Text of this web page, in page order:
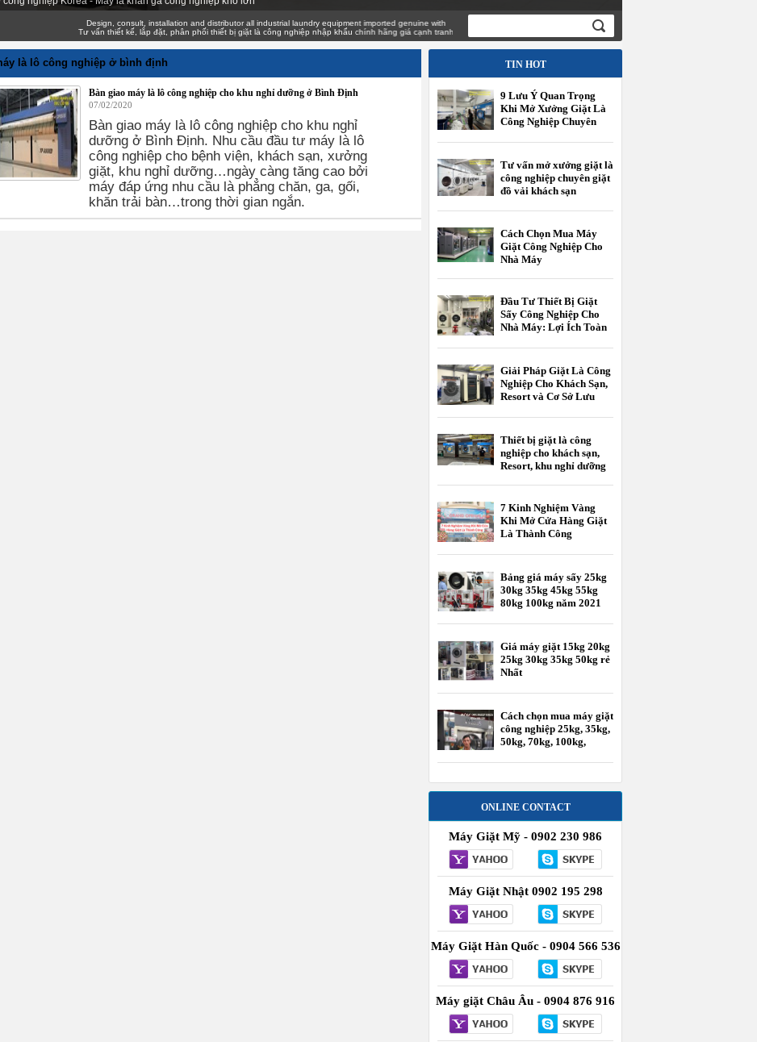
Design, consult, installation and distributor all industrial laundry equipment imported genuine with
Tư vấn thiết kế, lắp đặt, phân phối thiết bị giặt là công nghiệp nhập khẩu chính hãng giá cạnh tranh
là lô công nghiệp ở bình định
Bàn giao máy là lô công nghiệp cho khu nghỉ dưỡng ở Bình Định
07/02/2020
Bàn giao máy là lô công nghiệp cho khu nghỉ
dưỡng ở Bình Định. Nhu cầu đầu tư máy là lô
công nghiệp cho bệnh viện, khách sạn, xưởng
giặt, khu nghỉ dưỡng…ngày càng tăng cao bởi
máy đáp ứng nhu cầu là phẳng chăn, ga, gối,
khăn trải bàn…trong thời gian ngắn.
TIN HOT
9 Lưu Ý Quan Trọng
Khi Mở Xưởng Giặt Là
Công Nghiệp Chuyên
Tư vấn mở xưởng giặt là
công nghiệp chuyên giặt
đồ vải khách sạn
Cách Chọn Mua Máy
Giặt Công Nghiệp Cho
Nhà Máy
Đầu Tư Thiết Bị Giặt
Sấy Công Nghiệp Cho
Nhà Máy: Lợi Ích Toàn
Giải Pháp Giặt Là Công
Nghiệp Cho Khách Sạn,
Resort và Cơ Sở Lưu
Thiết bị giặt là công
nghiệp cho khách sạn,
Resort, khu nghỉ dưỡng
7 Kinh Nghiệm Vàng
Khi Mở Cửa Hàng Giặt
Là Thành Công
Bảng giá máy sấy 25kg
30kg 35kg 45kg 55kg
80kg 100kg năm 2021
Giá máy giặt 15kg 20kg
25kg 30kg 35kg 50kg rẻ
Nhất
Cách chọn mua máy giặt
công nghiệp 25kg, 35kg,
50kg, 70kg, 100kg,
ONLINE CONTACT
Máy Giặt Mỹ - 0902 230 986
Máy Giặt Nhật 0902 195 298
Máy Giặt Hàn Quốc - 0904 566 536
Máy giặt Châu Âu - 0904 876 916